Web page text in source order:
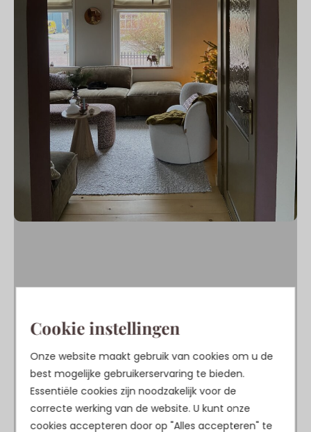
Cookie instellingen
Onze website maakt gebruik van cookies om u de
best mogelijke gebruikerservaring te bieden.
Essentiële cookies zijn noodzakelijk voor de
correcte werking van de website. U kunt onze
cookies accepteren door op "Alles accepteren" te